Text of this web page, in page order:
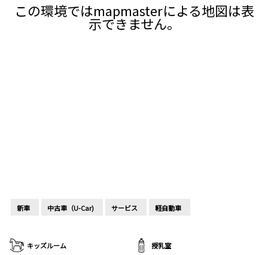
新車 中古車（U-Car) サービス 軽自動車
キッズルーム 授乳室
この環境ではmapmasterによる地図は表
示できません。